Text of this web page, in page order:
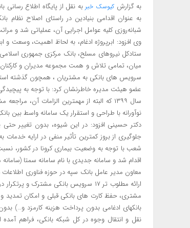
به گزارشکیوسک خبر به نقل از پایگاه اطلاع
به عنوان اقدامی بنیادین در راستای اصلاح
شبانه‌روزی کلیه عوامل اجرایی آن، عملیاتی شد و
وی افزود: ابرپروژه ادغام، به لحاظ اهمیت، وسعت
ستادکل نیروهای مسلح، بانک مرکزی جمهوری اسلامی
میان، تمامی تلاش و همت مجموعه مدیران و
سرویس های بانکی به مشتریان ، همچون گذشته
عضو هیئت مدیره خاطرنشان کرد: با توجه به
سال ۱۳۹۹ که البته از مهمترین الزامات
نوآورانه با طراحی و استقرار یک سامانه واسط بین
دکتر حسینی افزود: در این شیوه، بدون تغییر
جلوگیری از بروز کمترین تأثیر منفی در ارایه
شعب با توجه به وضعیت بیماری کرونا در کشور،
اقدام شد و سامانه جدیدی با نام سامانه سمتا
معاون مدیر عامل بانک سپه در حوزه فناوری اطلاعات
ارائه مطلوب تر ۱۷ سرویس بانکی
مشتری، حفظ کارت های بانکی قبلی و امکان تمدید و
بانکهای ادغامی بدون پرداخت هزینه کارمزد و…)
نقل و انتقال وجوه در کل شبکه بانکی، فراهم